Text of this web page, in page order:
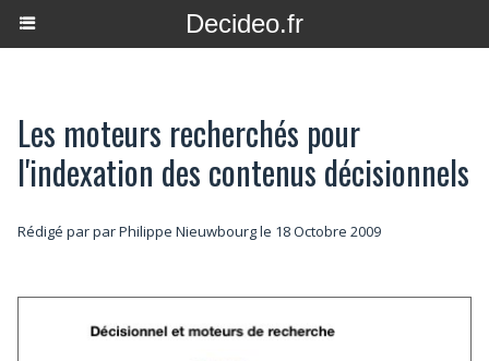
Decideo.fr
Les moteurs recherchés pour
l'indexation des contenus décisionnels
Rédigé par par Philippe Nieuwbourg le 18 Octobre 2009